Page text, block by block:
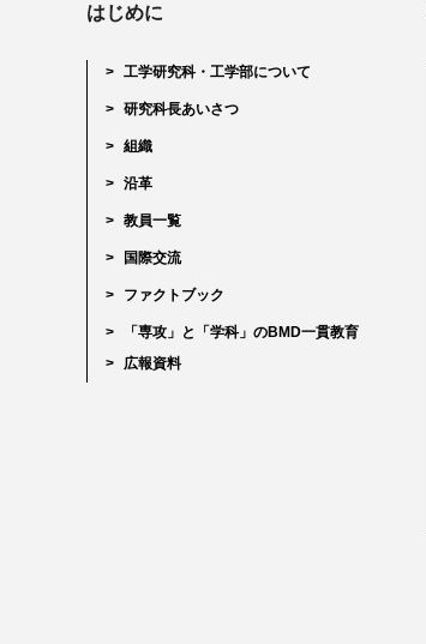
はじめに
工学研究科・工学部について
研究科長あいさつ
組織
沿革
教員一覧
国際交流
ファクトブック
「専攻」と「学科」のBMD一貫教育
広報資料